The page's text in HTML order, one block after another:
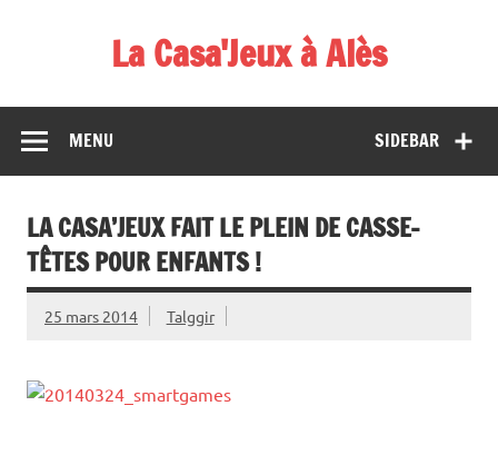
La Casa'Jeux à Alès
démos et de tournois
SIDEBAR
MENU
LA CASA’JEUX FAIT LE PLEIN DE CASSE-
TÊTES POUR ENFANTS !
25 mars 2014 Talggir